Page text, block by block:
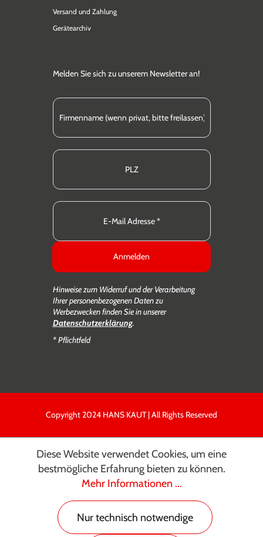
Versand und Zahlung
Gerätearchiv
Melden Sie sich zu unserem Newsletter an!
Anmelden
Hinweise zum Widerruf und der Verarbeitung
Ihrer personenbezogenen Daten zu
Werbezwecken finden Sie in unserer
Datenschutzerklärung.
* Pflichtfeld
Copyright 2024 HANS KAUT | All Rights Reserved
Diese Website verwendet Cookies, um eine
bestmögliche Erfahrung bieten zu können.
Mehr Informationen ...
Nur technisch notwendige